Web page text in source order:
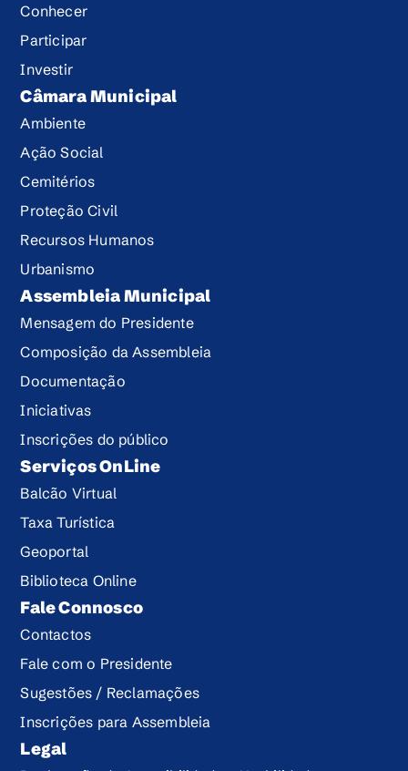
Conhecer
Participar
Investir
Câmara Municipal
Ambiente
Ação Social
Cemitérios
Proteção Civil
Recursos Humanos
Urbanismo
Assembleia Municipal
Mensagem do Presidente
Composição da Assembleia
Documentação
Iniciativas
Inscrições do público
Serviços OnLine
Balcão Virtual
Taxa Turística
Geoportal
Biblioteca Online
Fale Connosco
Contactos
Fale com o Presidente
Sugestões / Reclamações
Inscrições para Assembleia
Legal